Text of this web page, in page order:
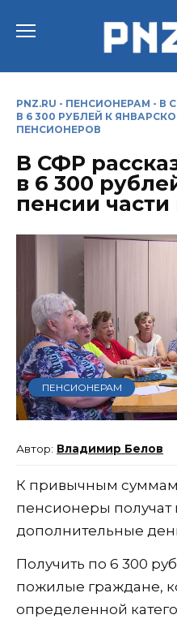
PNZ.RU - ПЕНСИОНЕРАМ - В
В 6 300 РУБЛЕЙ К
ПЕНСИОНЕРОВ
В СФР
в 6 300
пенсии
ПЕНСИОНЕРАМ
Владимир Белов
К привычным
пенсионеры получат
дополнительные
Получить по 6 300
пожилые граждане,
определенной